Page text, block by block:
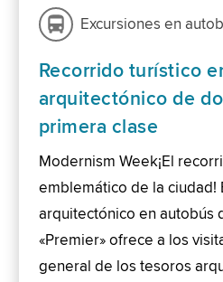
Excursiones en
Recorrido turístico
arquitectónico de
primera clase
Modernism Week¡El
emblemático de la ciudad!
arquitectónico en autobús
«Premier» ofrece a los
general de los tesoros